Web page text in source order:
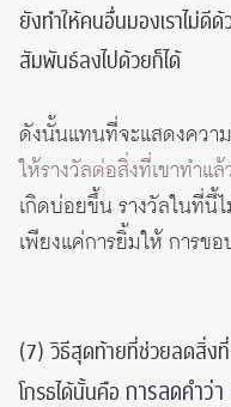
ยังทำให้คนอื่นมองเราไม่ดี
สัมพันธ์ลงไปด้วยก็ได้
ดังนั้นแทนที่จะแสดงความ
ให้รางวัลต่อสิ่งที่เขาทำแล้
เกิดบ่อยขึ้น รางวัลในที่นี้
เพียงแค่การยิ้มให้ การข
(7) วิธีสุดท้ายที่ช่วยลดสิ่งที่
โกรธได้นั้นคือ การลดคำว่า